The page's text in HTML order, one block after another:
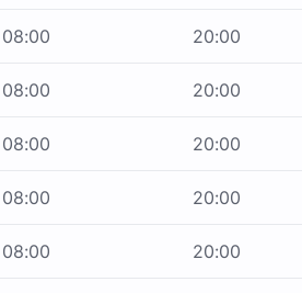
08:00 20:00
08:00 20:00
08:00 20:00
08:00 20:00
08:00 20:00